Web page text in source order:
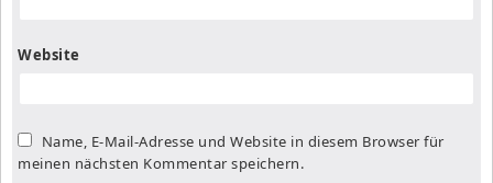
Website
Name, E-Mail-Adresse und Website in diesem Browser für
meinen nächsten Kommentar speichern.